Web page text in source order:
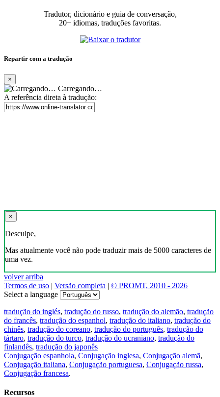
Tradutor, dicionário e guia de conversação,
20+ idiomas, traduções favoritas.
Repartir com a tradução
×
Carregando…
A referência direta à tradução:
×
Desculpe,
Mas atualmente você não pode traduzir mais de 5000 caracteres de
uma vez.
volver arriba
Termos de uso | Versão completa | © PROMT, 2010 - 2026
Select a language
tradução do inglés, tradução do russo, tradução do alemão, tradução
do francês, tradução do espanhol, tradução do italiano, tradução do
chinês, tradução do coreano, tradução do português, tradução do
tártaro, tradução do turco, tradução do ucraniano, tradução do
finlandês, tradução do japonês
Conjugação espanhola, Conjugação inglesa, Conjugação alemã,
Conjugação italiana, Conjugação portuguesa, Conjugação russa,
Conjugação francesa.
Recursos